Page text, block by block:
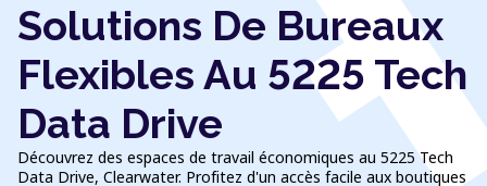
Solutions De Bureaux
Flexibles Au 5225 Tech
Data Drive
Découvrez des espaces de travail économiques au 5225 Tech
Data Drive, Clearwater. Profitez d'un accès facile aux boutiques